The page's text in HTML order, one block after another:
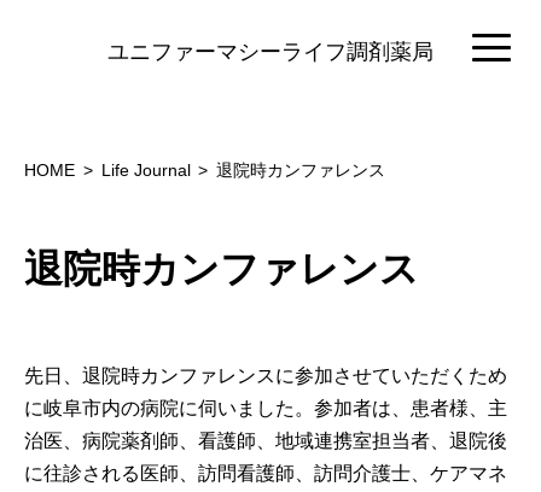
ユニファーマシーライフ調剤薬局
HOME Life Journal 退院時カンファレンス
退院時カンファレンス
先日、退院時カンファレンスに参加させていただくため
に岐阜市内の病院に伺いました。参加者は、患者様、主
治医、病院薬剤師、看護師、地域連携室担当者、退院後
に往診される医師、訪問看護師、訪問介護士、ケアマネ